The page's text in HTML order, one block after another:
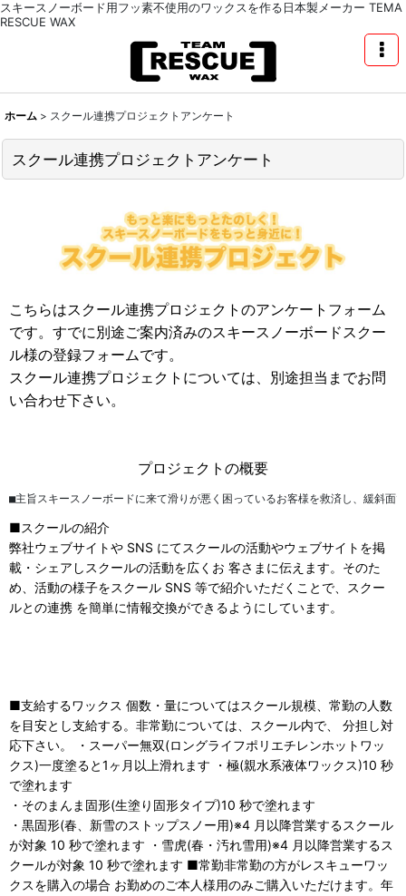
スキースノーボード用フッ素不使用のワックスを作る日本製メーカー TEMA
RESCUE WAX
ホーム > スクール連携プロジェクトアンケート
スクール連携プロジェクトアンケート
こちらはスクール連携プロジェクトのアンケートフォーム
です。すでに別途ご案内済みのスキースノーボードスクー
ル様の登録フォームです。
スクール連携プロジェクトについては、別途担当までお問
い合わせ下さい。
プロジェクトの概要
■主旨スキースノーボードに来て滑りが悪く困っているお客様を救済し、緩斜
■スクールの紹介
弊社ウェブサイトや SNS にてスクールの活動やウェブサイトを掲
載・シェアしスクールの活動を広くお 客さまに伝えます。そのた
め、活動の様子をスクール SNS 等で紹介いただくことで、スクー
ルとの連携 を簡単に情報交換ができるようにしています。
■支給するワックス 個数・量についてはスクール規模、常勤の人数
を目安とし支給する。非常勤については、スクール内で、 分担し対
応下さい。 ・スーパー無双(ロングライフポリエチレンホットワッ
クス)一度塗ると1ヶ月以上滑れます ・極(親水系液体ワックス)10 秒
で塗れます
・そのまんま固形(生塗り固形タイプ)10 秒で塗れます
・黒固形(春、新雪のストップスノー用)※4 月以降営業するスクール
が対象 10 秒で塗れます ・雪虎(春・汚れ雪用)※4 月以降営業するス
クールが対象 10 秒で塗れます ■常勤非常勤の方がレスキューワッ
クスを購入の場合 お勤めのご本人様用のみご購入いただけます。年